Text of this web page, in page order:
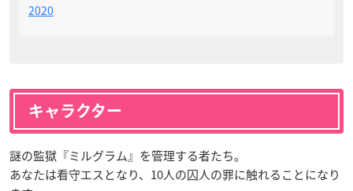
2020
キャラクター
謎の監獄『ミルグラム』を管理する者たち。
あなたは看守エスとなり、10人の囚人の罪に触れることになり